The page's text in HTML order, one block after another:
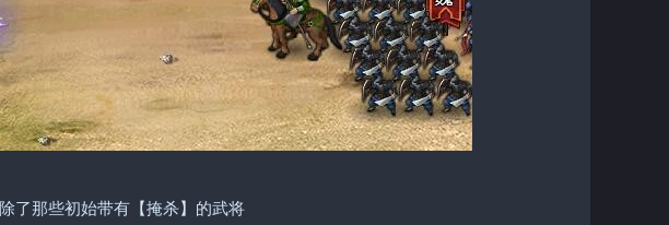
除了那些初始带有【掩杀】的武将